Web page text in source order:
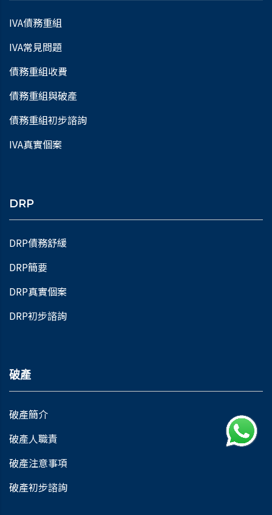
IVA債務重組
IVA常見問題
債務重組收費
債務重組與破產
債務重組初步諮詢
IVA真實個案
DRP
DRP債務舒緩
DRP簡要
DRP真實個案
DRP初步諮詢
破產
破產簡介
破產人職責
破產注意事項
破產初步諮詢